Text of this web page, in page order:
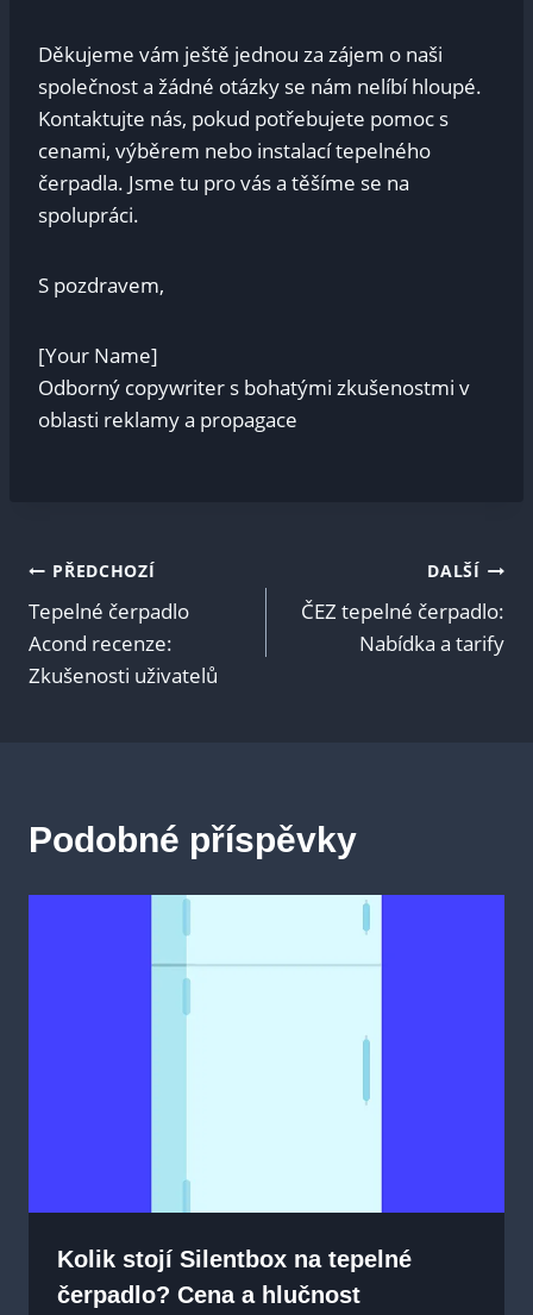
Děkujeme vám ještě jednou za zájem o naši
společnost a žádné otázky se nám nelíbí hloupé.
Kontaktujte nás, pokud potřebujete pomoc s
cenami, výběrem nebo instalací tepelného
čerpadla. Jsme tu pro vás a těšíme se na
spolupráci.
S pozdravem,
[Your Name]
Odborný copywriter s bohatými zkušenostmi v
oblasti reklamy a propagace
Navigace
pro
příspěvek
PŘEDCHOZÍ
Tepelné čerpadlo
Acond recenze:
Zkušenosti uživatelů
DALŠÍ
ČEZ tepelné čerpadlo:
Nabídka a tarify
Podobné příspěvky
Kolik stojí Silentbox na tepelné
čerpadlo? Cena a hlučnost